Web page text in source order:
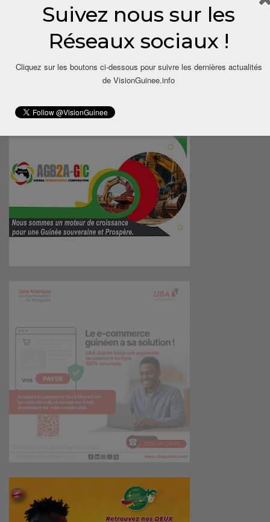
Suivez nous sur les
Réseaux sociaux !
Cliquez sur les boutons ci-dessous pour suivre les dernières actualités
de VisionGuinee.info